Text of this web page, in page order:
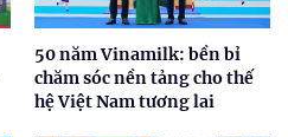
50 năm Vinamilk: bền bỉ
chăm sóc nền tảng cho thế
hệ Việt Nam tương lai